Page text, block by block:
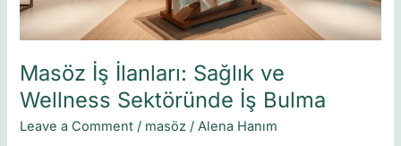
Masöz İş İlanları: Sağlık ve
Wellness Sektöründe İş Bulma
Leave a Comment / masöz /Alena Hanım
Bulma